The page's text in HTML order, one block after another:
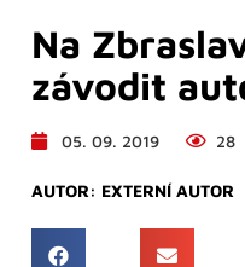
Na
závodit
05. 09. 2019 28
AUTOR: EXTERNÍ AUTOR